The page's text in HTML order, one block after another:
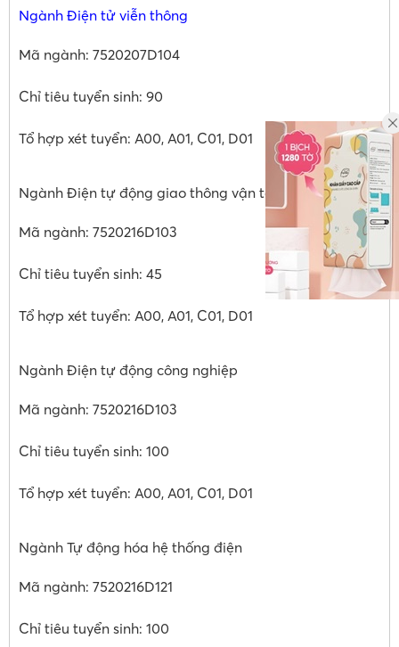
Ngành Điện tử viễn thông
Mã ngành: 7520207D104
Chỉ tiêu tuyển sinh: 90
Tổ hợp xét tuyển: A00, A01, C01, D01
Ngành Điện tự động giao thông vận tải
Mã ngành: 7520216D103
Chỉ tiêu tuyển sinh: 45
Tổ hợp xét tuyển: A00, A01, C01, D01
Ngành Điện tự động công nghiệp
Mã ngành: 7520216D103
Chỉ tiêu tuyển sinh: 100
Tổ hợp xét tuyển: A00, A01, C01, D01
Ngành Tự động hóa hệ thống điện
Mã ngành: 7520216D121
Chỉ tiêu tuyển sinh: 100